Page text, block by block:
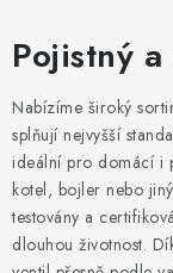
TOPENÍ A
TVAROVKY A
VODOINSTALACE
NÁŘADÍ
Pojistný
Nabízíme široký
splňují nejvyšší
ideální pro domácí i
kotel, bojler nebo
testovány a
dlouhou životnost.